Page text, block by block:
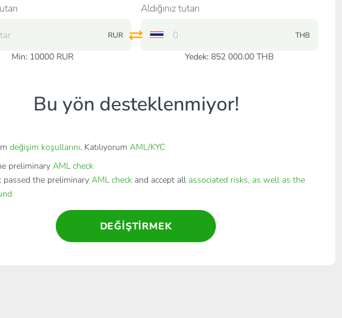
RUR
Min: 10000 RUR
Aldığınız tutarı
THB
Yedek: 852 000.00 THB
Bu yön desteklenmiyor!
değişim koşullarını. Katılıyorum AML/KYC
preliminary AML check
the preliminary AML checkand accept all associated risks, as well as the
DEĞIŞTIRMEK